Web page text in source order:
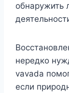
обнаружить
нередко
vavada
если